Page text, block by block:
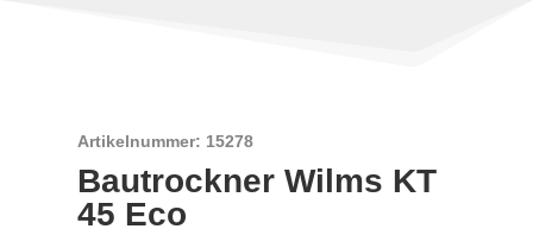
Artikelnummer: 15278
Bautrockner Wilms KT
45 Eco